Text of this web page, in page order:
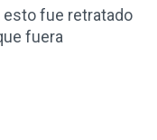
esto fue retratado
fuera